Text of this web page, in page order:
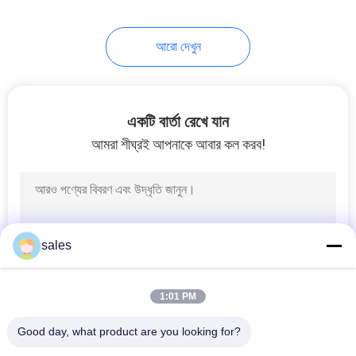
ক্যালসিয়াম ফ্লুওরাইড
অ্যামোনিয়াম হাইড্রোজেন
ফ্লুওরাইড
আরো দেখুন
একটি বার্তা রেখে যান
আমরা শীঘ্রই আপনাকে আবার কল করব!
sales
1:01 PM
Good day, what product are you looking for?